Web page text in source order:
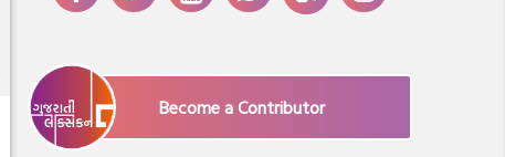
Become a Contributor